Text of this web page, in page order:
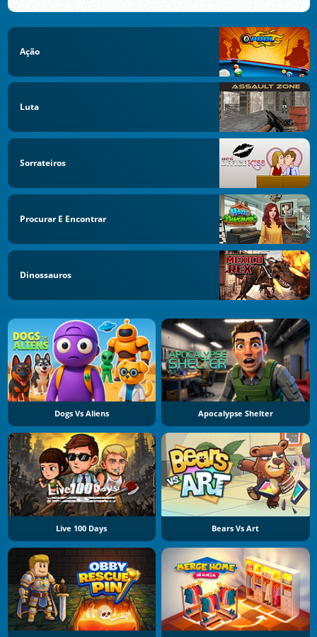
Ação
Luta
Sorrateiros
Procurar E Encontrar
Dinossauros
Dogs Vs Aliens Apocalypse Shelter
Live 100 Days Bears Vs Art